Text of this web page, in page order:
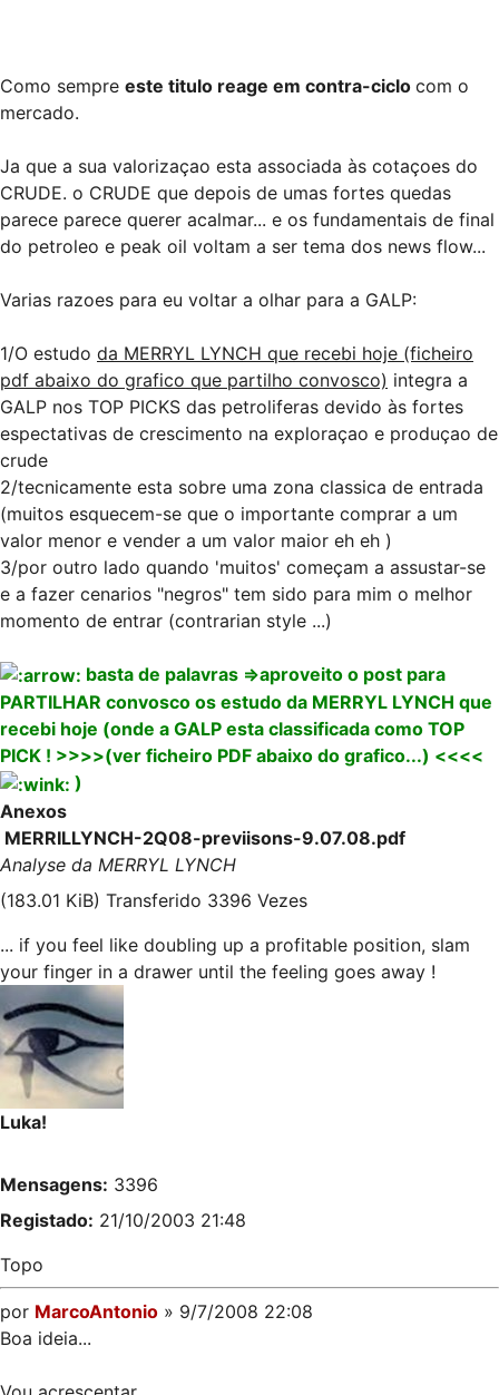
Como sempre este titulo reage em contra-ciclo com o
mercado.
Ja que a sua valorizaçao esta associada às cotaçoes do
CRUDE. o CRUDE que depois de umas fortes quedas
parece parece querer acalmar... e os fundamentais de final
do petroleo e peak oil voltam a ser tema dos news flow...
Varias razoes para eu voltar a olhar para a GALP:
1/O estudo da MERRYL LYNCH que recebi hoje (ficheiro
pdf abaixo do grafico que partilho convosco) integra a
GALP nos TOP PICKS das petroliferas devido às fortes
espectativas de crescimento na exploraçao e produçao de
crude
2/tecnicamente esta sobre uma zona classica de entrada
(muitos esquecem-se que o importante comprar a um
valor menor e vender a um valor maior eh eh )
3/por outro lado quando 'muitos' começam a assustar-se
e a fazer cenarios "negros" tem sido para mim o melhor
momento de entrar (contrarian style ...)
basta de palavras =>aproveito o post para
PARTILHAR convosco os estudo da MERRYL LYNCH que
recebi hoje (onde a GALP esta classificada como TOP
PICK ! >>>>(ver ficheiro PDF abaixo do grafico...) <<<<
)
Anexos
MERRILLYNCH-2Q08-previisons-9.07.08.pdf
Analyse da MERRYL LYNCH
(183.01 KiB) Transferido 3396 Vezes
... if you feel like doubling up a profitable position, slam
your finger in a drawer until the feeling goes away !
Luka!
Mensagens: 3396
Registado: 21/10/2003 21:48
Topo
por MarcoAntonio » 9/7/2008 22:08
Boa ideia...